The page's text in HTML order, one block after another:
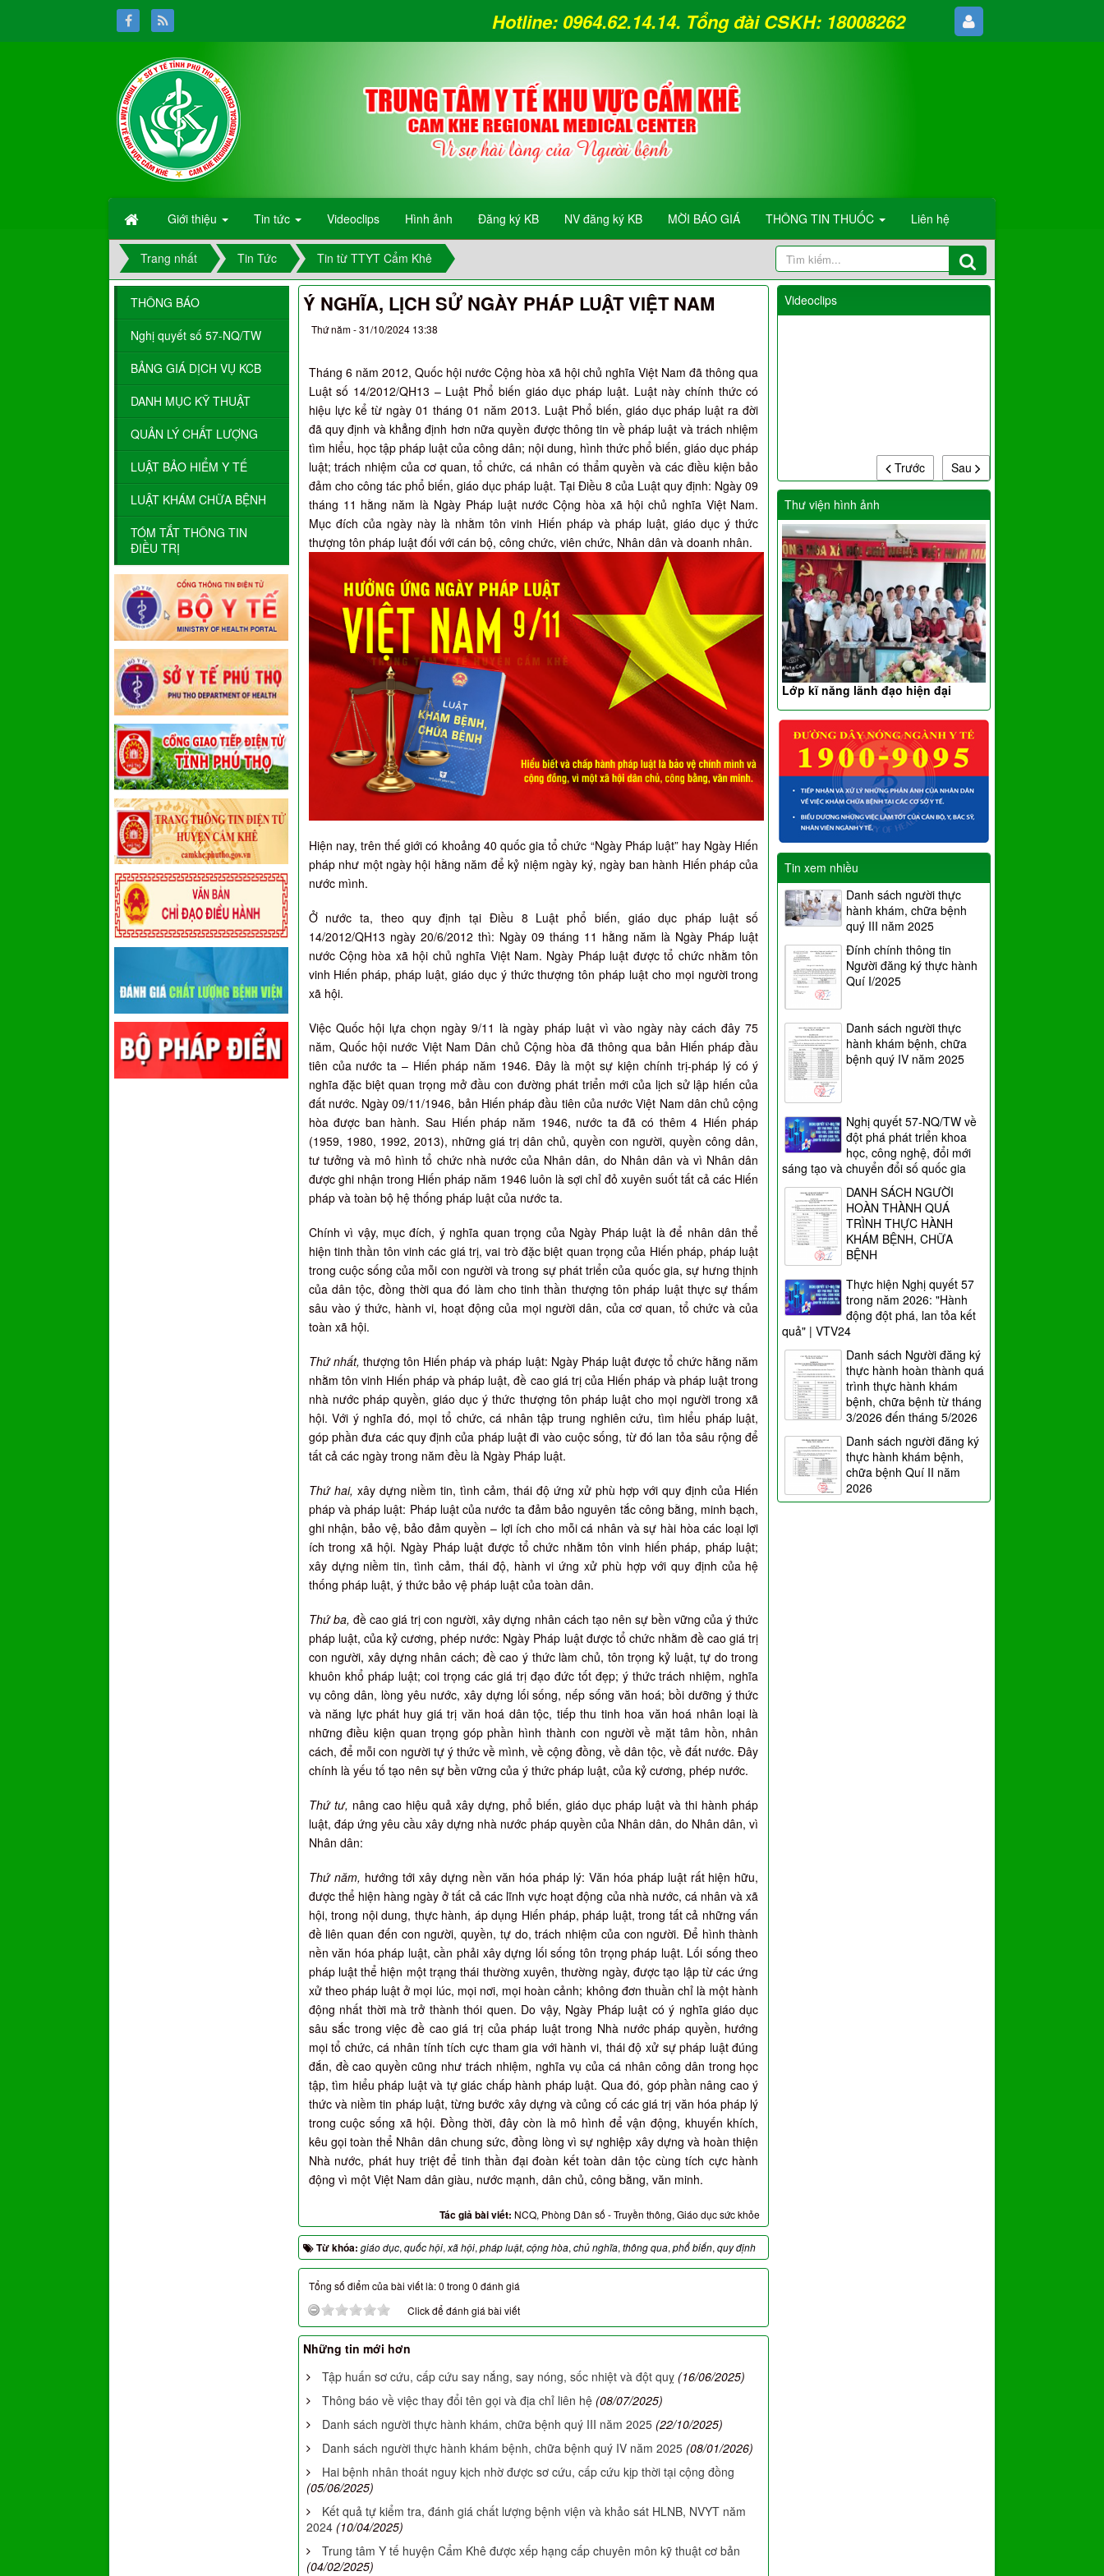
Giới thiệu Tin tức Videoclips Hình ảnh Đăng ký KB NV đăng ký KB MỜI BÁO GIÁ THÔNG TIN THUỐC Liên hệ
Hotline: 0964.62.14.14. Tổng đài CSKH: 18008262
Trang nhất Tin Tức Tin từ TTYT Cẩm Khê
Ý NGHĨA, LỊCH SỬ NGÀY PHÁP LUẬT VIỆT NAM
Thứ năm - 31/10/2024 13:38
Tháng 6 năm 2012, Quốc hội nước Cộng hòa xã hội chủ nghĩa Việt Nam đã thông qua
Luật số 14/2012/QH13 – Luật Phổ biến giáo dục pháp luật. Luật này chính thức có
hiệu lực kể từ ngày 01 tháng 01 năm 2013. Luật Phổ biến, giáo dục pháp luật ra đời
đã quy định và khẳng định hơn nữa quyền được thông tin về pháp luật và trách nhiệm
tìm hiểu, học tập pháp luật của công dân; nội dung, hình thức phổ biến, giáo dục pháp
luật; trách nhiệm của cơ quan, tổ chức, cá nhân có thẩm quyền và các điều kiện bảo
đảm cho công tác phổ biến, giáo dục pháp luật. Tại Điều 8 của Luật quy định: Ngày 09
tháng 11 hằng năm là Ngày Pháp luật nước Cộng hòa xã hội chủ nghĩa Việt Nam.
Mục đích của ngày này là nhằm tôn vinh Hiến pháp và pháp luật, giáo dục ý thức
thượng tôn pháp luật đối với cán bộ, công chức, viên chức, Nhân dân và doanh nhân.
Hiện nay, trên thế giới có khoảng 40 quốc gia tổ chức “Ngày Pháp luật” hay Ngày Hiến
pháp như một ngày hội hằng năm để kỷ niệm ngày ký, ngày ban hành Hiến pháp của
nước mình.
Ở nước ta, theo quy định tại Điều 8 Luật phổ biến, giáo dục pháp luật số
14/2012/QH13 ngày 20/6/2012 thì: Ngày 09 tháng 11 hằng năm là Ngày Pháp luật
nước Cộng hòa xã hội chủ nghĩa Việt Nam. Ngày Pháp luật được tổ chức nhằm tôn
vinh Hiến pháp, pháp luật, giáo dục ý thức thượng tôn pháp luật cho mọi người trong
xã hội.
Việc Quốc hội lựa chọn ngày 9/11 là ngày pháp luật vì vào ngày này cách đây 75
năm, Quốc hội nước Việt Nam Dân chủ Cộng hòa đã thông qua bản Hiến pháp đầu
tiên của nước ta – Hiến pháp năm 1946. Đây là một sự kiện chính trị-pháp lý có ý
nghĩa đặc biệt quan trọng mở đầu con đường phát triển mới của lịch sử lập hiến của
đất nước. Ngày 09/11/1946, bản Hiến pháp đầu tiên của nước Việt Nam dân chủ cộng
hòa được ban hành. Sau Hiến pháp năm 1946, nước ta đã có thêm 4 Hiến pháp
(1959, 1980, 1992, 2013), những giá trị dân chủ, quyền con người, quyền công dân,
tư tưởng và mô hình tổ chức nhà nước của Nhân dân, do Nhân dân và vì Nhân dân
được ghi nhận trong Hiến pháp năm 1946 luôn là sợi chỉ đỏ xuyên suốt tất cả các Hiến
pháp và toàn bộ hệ thống pháp luật của nước ta.
Chính vì vậy, mục đích, ý nghĩa quan trọng của Ngày Pháp luật là để nhân dân thể
hiện tinh thần tôn vinh các giá trị, vai trò đặc biệt quan trọng của Hiến pháp, pháp luật
trong cuộc sống của mỗi con người và trong sự phát triển của quốc gia, sự hưng thịnh
của dân tộc, đồng thời qua đó làm cho tinh thần thượng tôn pháp luật thực sự thấm
sâu vào ý thức, hành vi, hoạt động của mọi người dân, của cơ quan, tổ chức và của
toàn xã hội.
Thứ nhất, thượng tôn Hiến pháp và pháp luật: Ngày Pháp luật được tổ chức hằng năm
nhằm tôn vinh Hiến pháp và pháp luật, đề cao giá trị của Hiến pháp và pháp luật trong
nhà nước pháp quyền, giáo dục ý thức thượng tôn pháp luật cho mọi người trong xã
hội. Với ý nghĩa đó, mọi tổ chức, cá nhân tập trung nghiên cứu, tìm hiểu pháp luật,
góp phần đưa các quy định của pháp luật đi vào cuộc sống, từ đó lan tỏa sâu rộng để
tất cả các ngày trong năm đều là Ngày Pháp luật.
Thứ hai, xây dựng niềm tin, tình cảm, thái độ ứng xử phù hợp với quy định của Hiến
pháp và pháp luật: Pháp luật của nước ta đảm bảo nguyên tắc công bằng, minh bạch,
ghi nhận, bảo vệ, bảo đảm quyền – lợi ích cho mỗi cá nhân và sự hài hòa các loại lợi
ích trong xã hội. Ngày Pháp luật được tổ chức nhằm tôn vinh hiến pháp, pháp luật;
xây dựng niềm tin, tình cảm, thái độ, hành vi ứng xử phù hợp với quy định của hệ
thống pháp luật, ý thức bảo vệ pháp luật của toàn dân.
Thứ ba, đề cao giá trị con người, xây dựng nhân cách tạo nên sự bền vững của ý thức
pháp luật, của kỷ cương, phép nước: Ngày Pháp luật được tổ chức nhằm đề cao giá trị
con người, xây dựng nhân cách; đề cao ý thức làm chủ, tôn trọng kỷ luật, tự do trong
khuôn khổ pháp luật; coi trọng các giá trị đạo đức tốt đẹp; ý thức trách nhiệm, nghĩa
vụ công dân, lòng yêu nước, xây dựng lối sống, nếp sống văn hoá; bồi dưỡng ý thức
và năng lực phát huy giá trị văn hoá dân tộc, tiếp thu tinh hoa văn hoá nhân loại là
những điều kiện quan trọng góp phần hình thành con người về mặt tâm hồn, nhân
cách, để mỗi con người tự ý thức về mình, về cộng đồng, về dân tộc, về đất nước. Đây
chính là yếu tố tạo nên sự bền vững của ý thức pháp luật, của kỷ cương, phép nước.
Thứ tư, nâng cao hiệu quả xây dựng, phổ biến, giáo dục pháp luật và thi hành pháp
luật, đáp ứng yêu cầu xây dựng nhà nước pháp quyền của Nhân dân, do Nhân dân, vì
Nhân dân:
Thứ năm, hướng tới xây dựng nền văn hóa pháp lý: Văn hóa pháp luật rất hiện hữu,
được thể hiện hàng ngày ở tất cả các lĩnh vực hoạt động của nhà nước, cá nhân và xã
hội, trong nội dung, thực hành, áp dụng Hiến pháp, pháp luật, trong tất cả những vấn
đề liên quan đến con người, quyền, tự do, trách nhiệm của con người. Để hình thành
nền văn hóa pháp luật, cần phải xây dựng lối sống tôn trọng pháp luật. Lối sống theo
pháp luật thể hiện một trạng thái thường xuyên, thường ngày, được tạo lập từ các ứng
xử theo pháp luật ở mọi lúc, mọi nơi, mọi hoàn cảnh; không đơn thuần chỉ là một hành
động nhất thời mà trở thành thói quen. Do vậy, Ngày Pháp luật có ý nghĩa giáo dục
sâu sắc trong việc đề cao giá trị của pháp luật trong Nhà nước pháp quyền, hướng
mọi tổ chức, cá nhân tính tích cực tham gia với hành vi, thái độ xử sự pháp luật đúng
đắn, đề cao quyền cũng như trách nhiệm, nghĩa vụ của cá nhân công dân trong học
tập, tìm hiểu pháp luật và tự giác chấp hành pháp luật. Qua đó, góp phần nâng cao ý
thức và niềm tin pháp luật, từng bước xây dựng và củng cố các giá trị văn hóa pháp lý
trong cuộc sống xã hội. Đồng thời, đây còn là mô hình để vận động, khuyến khích,
kêu gọi toàn thể Nhân dân chung sức, đồng lòng vì sự nghiệp xây dựng và hoàn thiện
Nhà nước, phát huy triệt để tinh thần đại đoàn kết toàn dân tộc cùng tích cực hành
động vì một Việt Nam dân giàu, nước mạnh, dân chủ, công bằng, văn minh.
Tác giả bài viết: NCQ, Phòng Dân số - Truyền thông, Giáo dục sức khỏe
Từ khóa: giáo dục, quốc hội, xã hội, pháp luật, cộng hòa, chủ nghĩa, thông qua, phổ biến, quy định
Tổng số điểm của bài viết là: 0 trong 0 đánh giá
Click để đánh giá bài viết
Những tin mới hơn
Tập huấn sơ cứu, cấp cứu say nắng, say nóng, sốc nhiệt và đột quỵ (16/06/2025)
Thông báo về việc thay đổi tên gọi và địa chỉ liên hệ (08/07/2025)
Danh sách người thực hành khám, chữa bệnh quý III năm 2025 (22/10/2025)
Danh sách người thực hành khám bệnh, chữa bệnh quý IV năm 2025 (08/01/2026)
Hai bệnh nhân thoát nguy kịch nhờ được sơ cứu, cấp cứu kịp thời tại cộng đồng
(05/06/2025)
Kết quả tự kiểm tra, đánh giá chất lượng bệnh viện và khảo sát HLNB, NVYT năm
2024 (10/04/2025)
Trung tâm Y tế huyện Cẩm Khê được xếp hạng cấp chuyên môn kỹ thuật cơ bản
(04/02/2025)
Videoclips
Sau
Trước
Thư viện hình ảnh
Lớp kĩ năng lãnh đạo hiện đại
Tin xem nhiều
Danh sách người thực
hành khám, chữa bệnh
quý III năm 2025
Đính chính thông tin
Người đăng ký thực hành
Quí I/2025
Danh sách người thực
hành khám bệnh, chữa
bệnh quý IV năm 2025
Nghị quyết 57-NQ/TW về
đột phá phát triển khoa
học, công nghệ, đổi mới
sáng tạo và chuyển đổi số quốc gia
DANH SÁCH NGƯỜI
HOÀN THÀNH QUÁ
TRÌNH THỰC HÀNH
KHÁM BỆNH, CHỮA
BỆNH
Thực hiện Nghị quyết 57
trong năm 2026: "Hành
động đột phá, lan tỏa kết
quả" | VTV24
Danh sách Người đăng ký
thực hành hoàn thành quá
trình thực hành khám
bệnh, chữa bệnh từ tháng
3/2026 đến tháng 5/2026
Danh sách người đăng ký
thực hành khám bệnh,
chữa bệnh Quí II năm
2026
THÔNG BÁO
Nghị quyết số 57-NQ/TW
BẢNG GIÁ DỊCH VỤ KCB
DANH MỤC KỸ THUẬT
QUẢN LÝ CHẤT LƯỢNG
LUẬT BẢO HIỂM Y TẾ
LUẬT KHÁM CHỮA BỆNH
TÓM TẮT THÔNG TIN
ĐIỀU TRỊ